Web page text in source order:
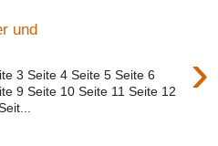
und
›
3 Seite 4 Seite 5 Seite 6
9 Seite 10 Seite 11 Seite 12